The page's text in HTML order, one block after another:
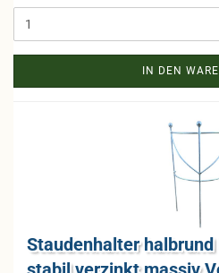
IN DEN
Stau­den­hal­ter halb­rund